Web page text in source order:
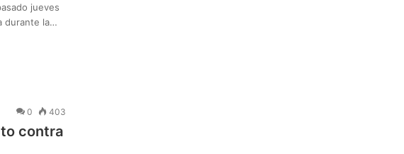
jueves
durante la…
0 403
contra